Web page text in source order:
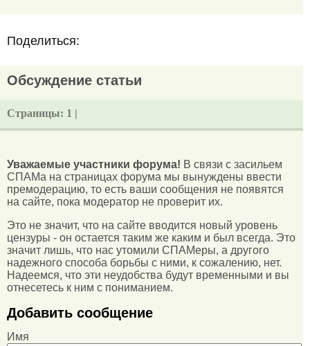
Поделиться:
Обсуждение статьи
Страницы: 1 |
Уважаемые участники форума! В связи с засильем
СПАМа на страницах форума мы вынуждены ввести
премодерацию, то есть ваши сообщения не появятся
на сайте, пока модератор не проверит их.
Это не значит, что на сайте вводится новый уровень
цензуры - он остается таким же каким и был всегда. Это
значит лишь, что нас утомили СПАМеры, а другого
надежного способа борьбы с ними, к сожалению, нет.
Надеемся, что эти неудобства будут временными и вы
отнесетесь к ним с пониманием.
Добавить сообщение
Имя